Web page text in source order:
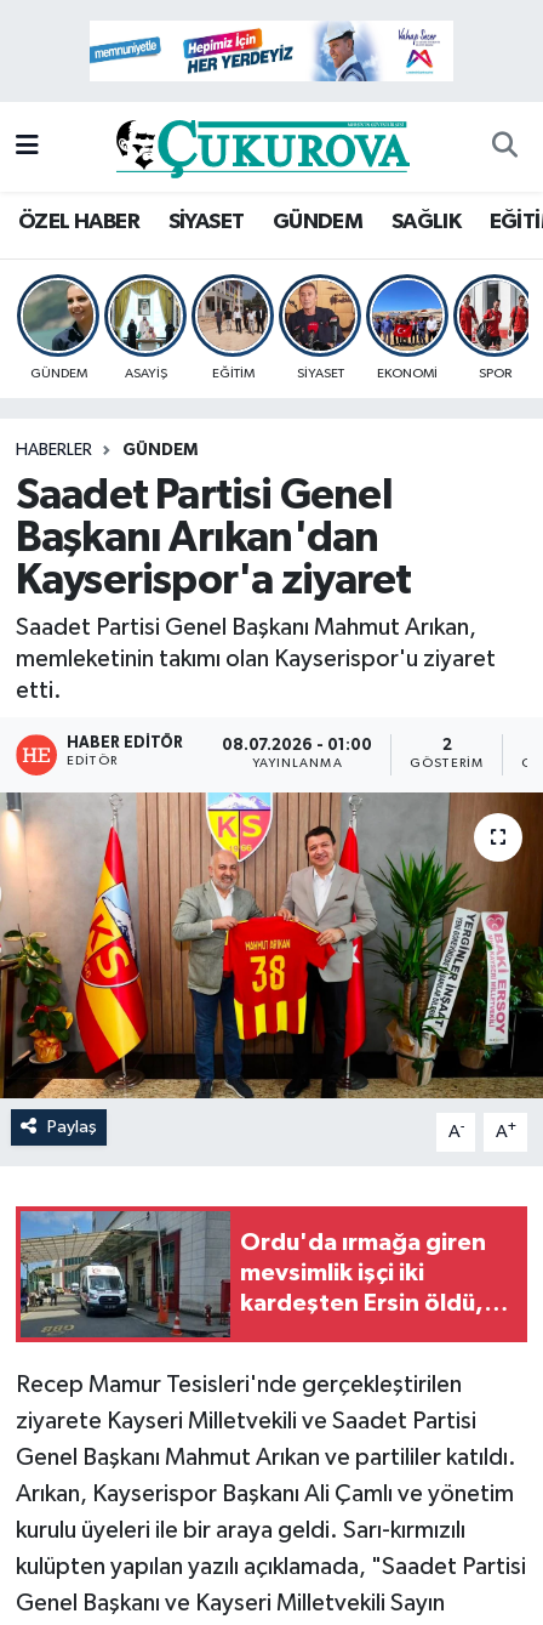
ÖZEL HABER SİYASET GÜNDEM SAĞLIK
GÜNDEM ASAYİŞ EĞİTİM SİYASET EKONOMİ SPOR
HABERLER GÜNDEM
Saadet Partisi Genel
Başkanı Arıkan'dan
Kayserispor'a ziyaret
Saadet Partisi Genel Başkanı Mahmut Arıkan,
memleketinin takımı olan Kayserispor'u ziyaret
etti.
HABER EDITÖR
EDITÖR
08.07.2026 - 01:00
YAYINLANMA
2
GÖSTERIM
Paylaş A- A+
Ordu'da ırmağa giren
mevsimlik işçi iki
kardeşten Ersin öldü,
Recep Mamur Tesisleri'nde gerçekleştirilen
ziyarete Kayseri Milletvekili ve Saadet Partisi
Genel Başkanı Mahmut Arıkan ve partililer katıldı.
Arıkan, Kayserispor Başkanı Ali Çamlı ve yönetim
kurulu üyeleri ile bir araya geldi. Sarı-kırmızılı
kulüpten yapılan yazılı açıklamada, "Saadet Partisi
Genel Başkanı ve Kayseri Milletvekili Sayın
Mersin Hava Durumu
Mersin Namaz Vakitleri
Mersin Trafik Yoğunluk Haritası
Süper Lig Puan Durumu ve Fikstür
Haber Arşivi